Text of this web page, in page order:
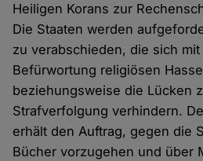
Heiligen Korans zur
Die Staaten werden
zu verabschieden, die sich
Befürwortung religiösen
beziehungsweise die Lücken
Strafverfolgung verhindern.
erhält den Auftrag, gegen die
Bücher vorzugehen und über